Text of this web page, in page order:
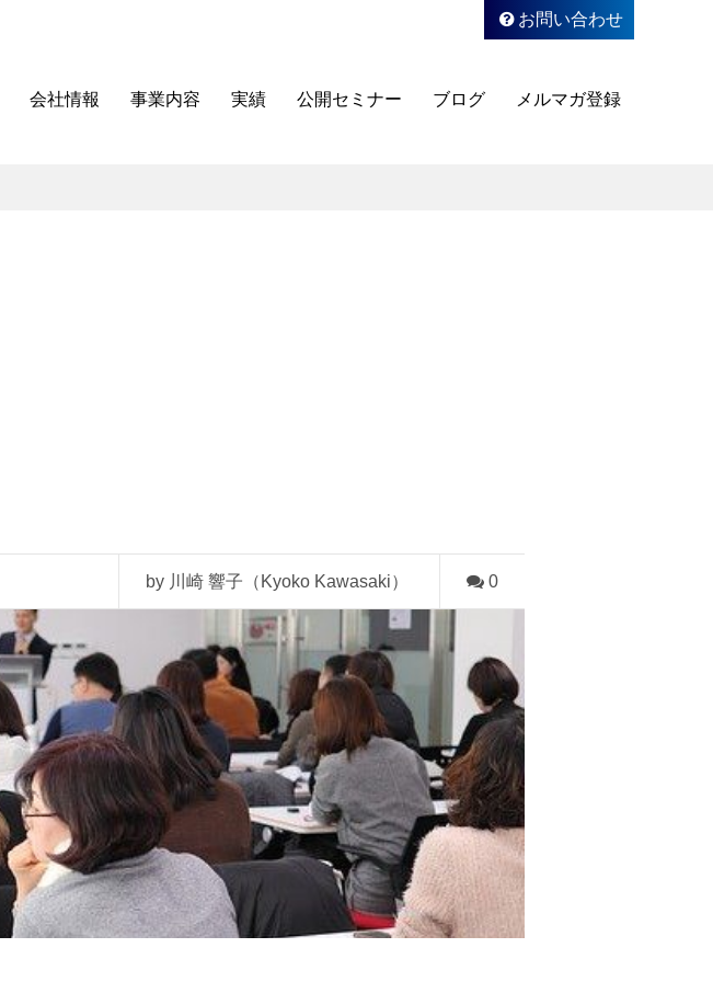
お問い合わせ
会社情報 事業内容 実績 公開セミナー ブログ メルマガ登録
by 川崎 響子（Kyoko Kawasaki） 0